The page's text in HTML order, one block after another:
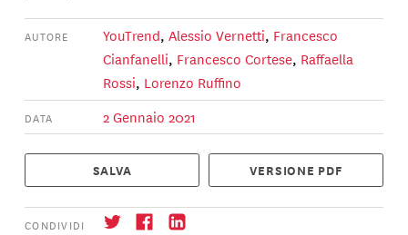
AUTORE YouTrend, Alessio Vernetti, Francesco
Cianfanelli, Francesco Cortese, Raffaella
Rossi, Lorenzo Ruffino
DATA 2 Gennaio 2021
SALVA VERSIONE PDF
CONDIVIDI